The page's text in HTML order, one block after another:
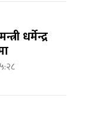
धर्मेन्द्र